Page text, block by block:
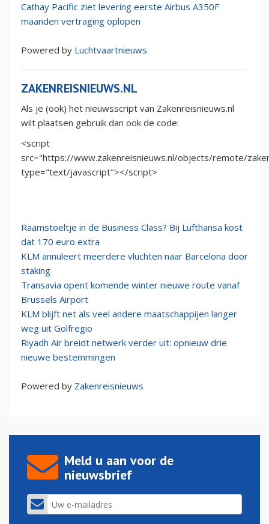
Cathay Pacific ziet levering eerste Airbus A350F
maanden vertraging oplopen
Powered by Luchtvaartnieuws
ZAKENREISNIEUWS.NL
Als je (ook) het nieuwsscript van Zakenreisnieuws.nl
wilt plaatsen gebruik dan ook de code:
<script
src="https://www.zakenreisnieuws.nl/objects/remote/
type="text/javascript"></script>
Raamstoeltje in de Business Class? Bij Lufthansa kost
dat 170 euro extra
KLM annuleert meerdere vluchten naar Barcelona door
staking
Transavia opent komende winter nieuwe route vanaf
Brussels Airport
KLM blijft net als veel andere maatschappijen langer
weg uit Golfregio
Riyadh Air breidt netwerk verder uit: opnieuw drie
nieuwe bestemmingen
Powered by Zakenreisnieuws
Meld u aan voor de
nieuwsbrief